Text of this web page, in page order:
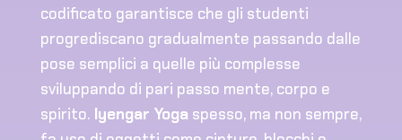
codificato garantisce che gli studenti
progrediscano gradualmente passando dalle
pose semplici a quelle più complesse
sviluppando di pari passo mente, corpo e
spirito.Iyengar Yoga spesso, ma non sempre,